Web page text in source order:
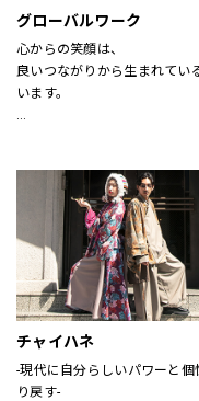
グローバルワーク
心からの笑顔は、
良いつながりから生まれてい
います。
あなたの大切な人と、もっと
なれる服を。
心地よさや好感を大切にした
“Good Feeling Wear”で
そんなつながりを、笑顔を、
続けます。
ともに生きよう
チャイハネ
-現代に自分らしいパワーと個
り戻す-